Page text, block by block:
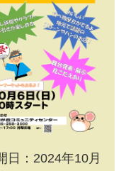
日：2024年10月